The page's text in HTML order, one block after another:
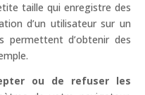
taille qui enregistre des
d’un utilisateur sur un
permettent d’obtenir des
ou de refuser les